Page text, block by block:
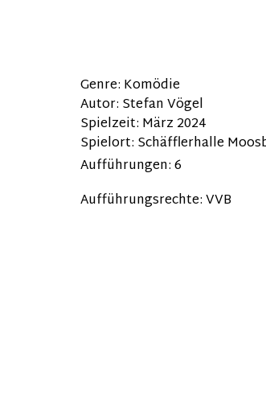
Genre: Komödie
Autor: Stefan Vögel
Spielzeit: März 2024
Spielort: Schäfflerhalle
Aufführungen: 6
Aufführungsrechte: VVB